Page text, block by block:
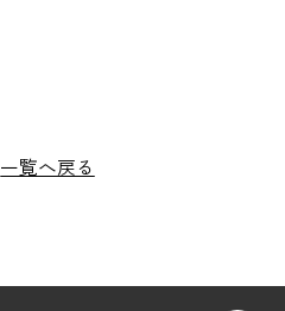
一覧へ戻る